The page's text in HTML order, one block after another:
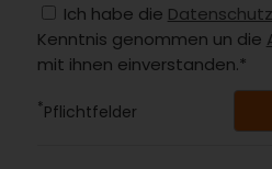
Ich habe die
Kenntnis genommen un die
mit ihnen einverstanden.*
*Pflichtfelder